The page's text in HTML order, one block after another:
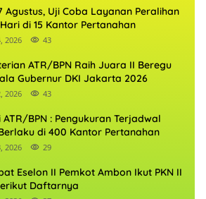
Agustus, Uji Coba Layanan Peralihan
di 15 Kantor Pertanahan
2026 43
ATR/BPN Raih Juara II Beregu
Gubernur DKI Jakarta 2026
2026 43
ATR/BPN : Pengukuran Terjadwal
di 400 Kantor Pertanahan
2026 29
Eselon II Pemkot Ambon Ikut PKN II
Daftarnya